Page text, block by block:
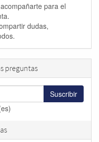
para el
dudas,
preguntas
Suscribir